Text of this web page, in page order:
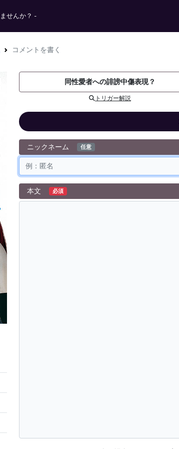
せんか？ -
コメントを書く
同性愛者への誹謗中傷表現？
トリガー解説
ニックネーム 任意
本文 必須